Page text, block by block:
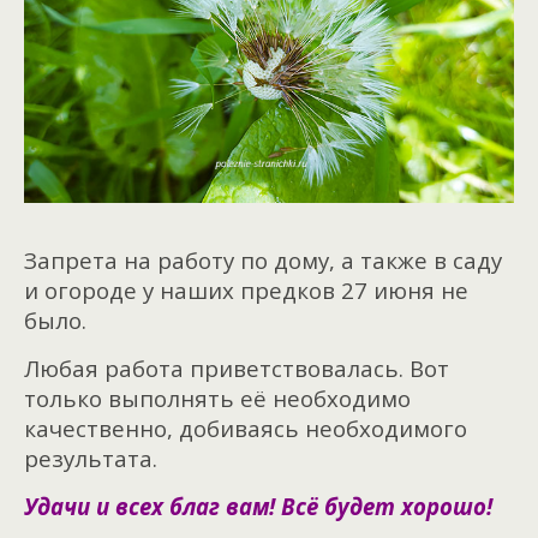
Запрета на работу по дому, а также в саду
и огороде у наших предков 27 июня не
было.
Любая работа приветствовалась. Вот
только выполнять её необходимо
качественно, добиваясь необходимого
результата.
Удачи и всех благ вам! Всё будет хорошо!